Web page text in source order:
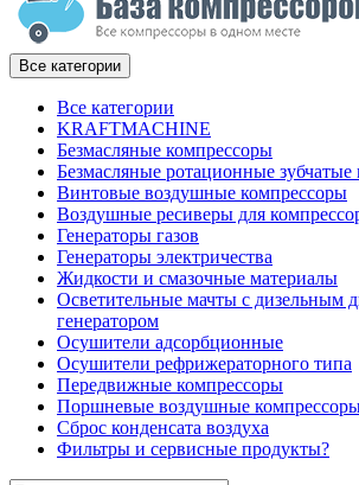
Все категории
Все категории
KRAFTMACHINE
Безмасляные компрессоры
Безмасляные ротационные зубчатые
Винтовые воздушные компрессоры
Воздушные ресиверы для
Генераторы газов
Генераторы электричества
Жидкости и смазочные материалы
Осветительные мачты с дизельным
генератором
Осушители адсорбционные
Осушители рефрижераторного типа
Передвижные компрессоры
Поршневые воздушные
Сброс конденсата воздуха
Фильтры и сервисные продукты?